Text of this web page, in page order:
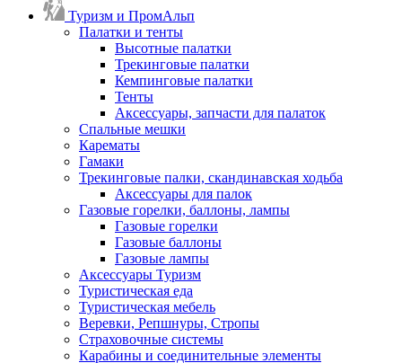
Туризм и ПромАльп
Палатки и тенты
Высотные палатки
Трекинговые палатки
Кемпинговые палатки
Тенты
Аксессуары, запчасти для палаток
Спальные мешки
Карематы
Гамаки
Трекинговые палки, скандинавская ходьба
Аксессуары для палок
Газовые горелки, баллоны, лампы
Газовые горелки
Газовые баллоны
Газовые лампы
Аксессуары Туризм
Туристическая еда
Туристическая мебель
Веревки, Репшнуры, Стропы
Страховочные системы
Карабины и соединительные элементы